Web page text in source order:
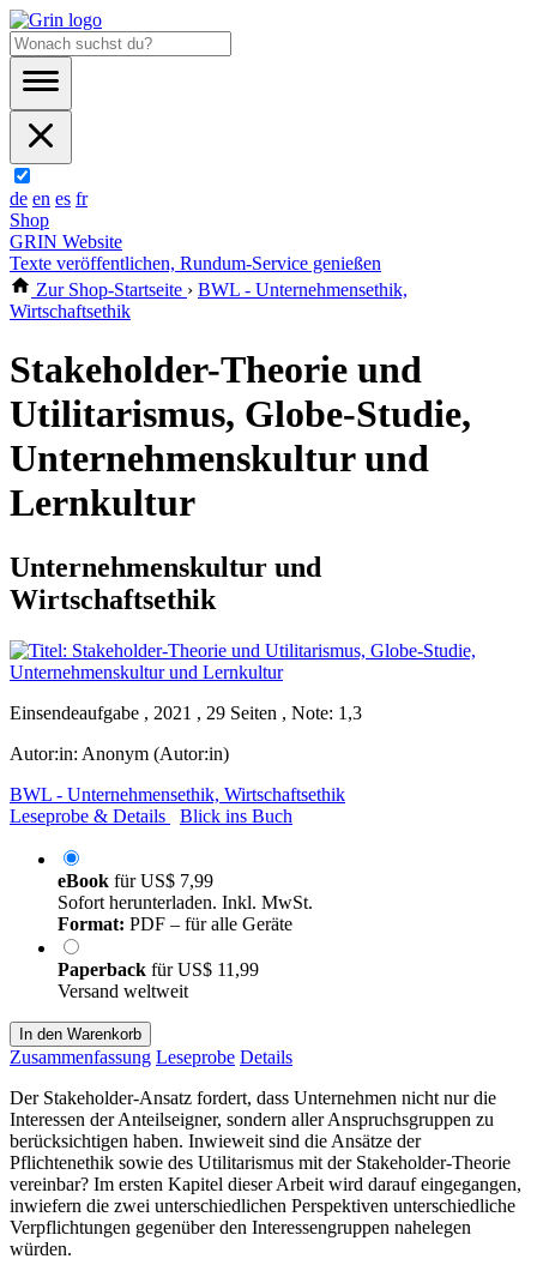
de en es fr
Shop
GRIN Website
Texte veröffentlichen, Rundum-Service genießen
Zur Shop-Startseite › BWL - Unternehmensethik,
Wirtschaftsethik
Stakeholder-Theorie und
Utilitarismus, Globe-Studie,
Unternehmenskultur und
Lernkultur
Unternehmenskultur und
Wirtschaftsethik
Einsendeaufgabe , 2021 , 29 Seiten , Note: 1,3
Autor:in: Anonym (Autor:in)
BWL - Unternehmensethik, Wirtschaftsethik
Leseprobe & Details
Blick ins Buch
eBook fürUS$ 7,99
Sofort herunterladen. Inkl. MwSt.
Format: PDF – für alle Geräte
Paperback fürUS$ 11,99
Versand weltweit
In den Warenkorb
Zusammenfassung Leseprobe Details
Der Stakeholder-Ansatz fordert, dass Unternehmen nicht nur die
Interessen der Anteilseigner, sondern aller Anspruchsgruppen zu
berücksichtigen haben. Inwieweit sind die Ansätze der
Pflichtenethik sowie des Utilitarismus mit der Stakeholder-Theorie
vereinbar? Im ersten Kapitel dieser Arbeit wird darauf eingegangen,
inwiefern die zwei unterschiedlichen Perspektiven unterschiedliche
Verpflichtungen gegenüber den Interessengruppen nahelegen
würden.